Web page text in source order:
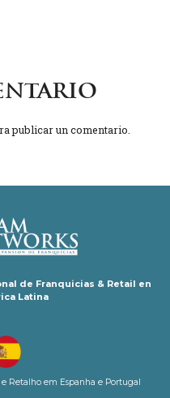
publicar un comentario.
de Franquicias & Retail en
Latina
Retalho em Espanha e Portugal